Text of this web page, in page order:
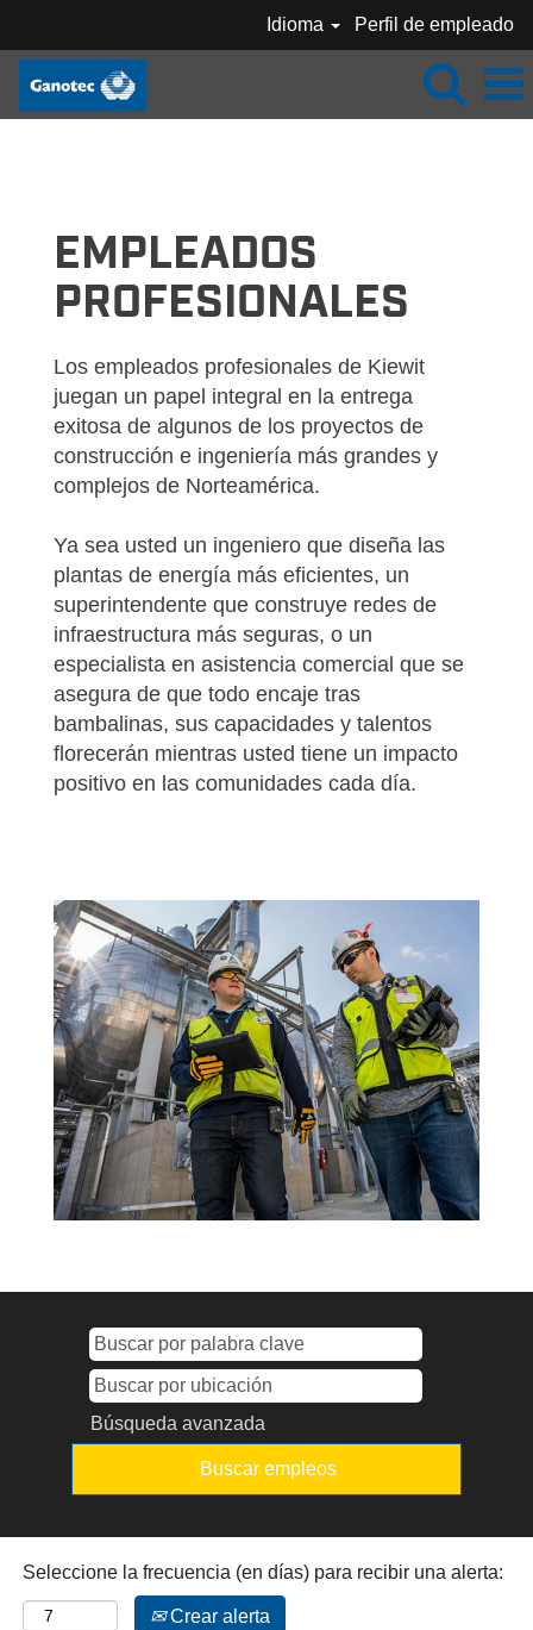
Idioma Perfil de empleado
EMPLEADOS
PROFESIONALES
Los empleados profesionales de Kiewit
juegan un papel integral en la entrega
exitosa de algunos de los proyectos de
construcción e ingeniería más grandes y
complejos de Norteamérica.
Ya sea usted un ingeniero que diseña las
plantas de energía más eficientes, un
superintendente que construye redes de
infraestructura más seguras, o un
especialista en asistencia comercial que se
asegura de que todo encaje tras
bambalinas, sus capacidades y talentos
florecerán mientras usted tiene un impacto
positivo en las comunidades cada día.
Búsqueda avanzada
Seleccione la frecuencia (en días) para recibir una alerta:
Crear alerta